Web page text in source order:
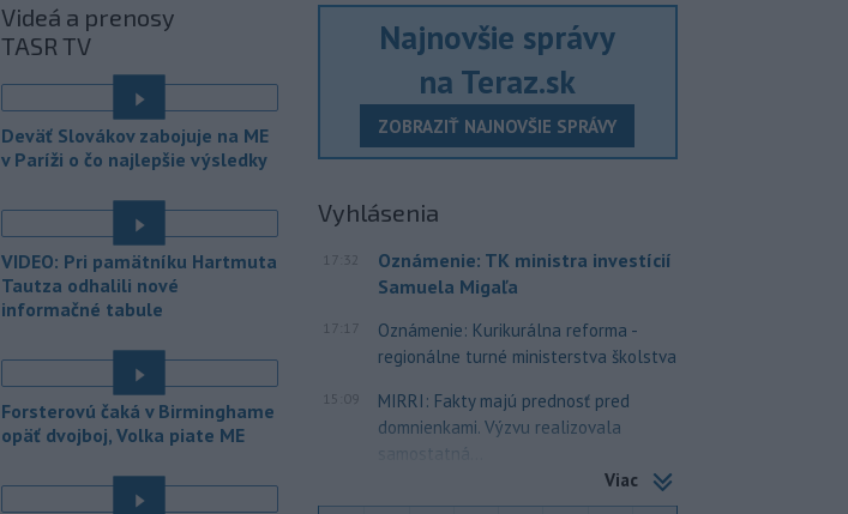
ktorý sa podarilo ukončiť
právoplatným odsúdením páchateľa v
15:21 - Piatkový požiar v
bratislavskej rafinérii Slovnaft je
pod kontrolou.Príčina jeho vzniku
TASR to potvrdil hovorca rafinérie
Anton Molnár.
15:17 - Ministerstvo kultúry (MK) SR
upraví verziu opatrenia o
pôsobnosti rezortu.
14:17 -
V bratislavskej rafinérii
Slovnaft horí uskladnený ropný
produkt.
TASR o tom informovala
rafinéria s tým, že obyvateľom nehrozí
Videá a prenosy
TASR TV
Deväť Slovákov zabojuje na ME
v Paríži o čo najlepšie výsledky
VIDEO: Pri pamätníku Hartmuta
Tautza odhalili nové
informačné tabule
Forsterovú čaká v Birminghame
opäť dvojboj, Volka piate ME
Najnovšie správy
na Teraz.sk
ZOBRAZIŤ NAJNOVŠIE SPRÁVY
Vyhlásenia
17:32
Oznámenie: TK ministra investícií
Samuela Migaľa
17:17
Oznámenie: Kurikurálna reforma -
regionálne turné ministerstva školstva
15:09
MIRRI: Fakty majú prednosť pred
domnienkami. Výzvu realizovala
samostatná...
Viac